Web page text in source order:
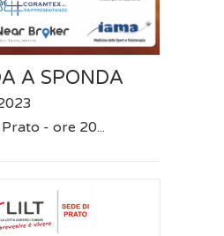
A SPONDA
- ore 20...